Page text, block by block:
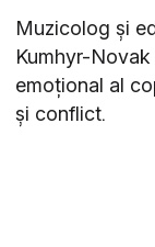
Muzicolog și
Kumhyr-
emoțional al
și conflict.